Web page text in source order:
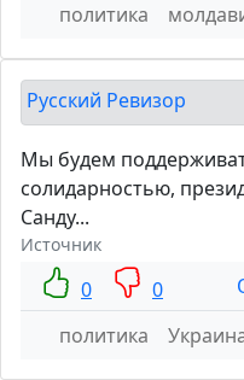
политика
Русский Ревизор
Мы будем
солидарностью,
Санду...
Источник
0 0
политика